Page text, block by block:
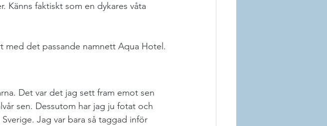
Känns faktiskt som en dykares våta
med det passande namnett Aqua Hotel.
Det var det jag sett fram emot sen
sen. Dessutom har jag ju fotat och
Jag var bara så taggad inför